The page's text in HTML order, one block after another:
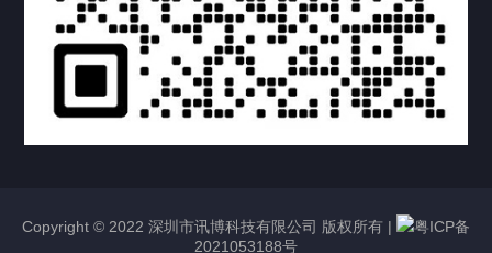
提交您的需求，获取产品资料与报价
Copyright © 2022 深圳市讯博科技有限公司 版权所有 |
粤ICP备
2021053188号